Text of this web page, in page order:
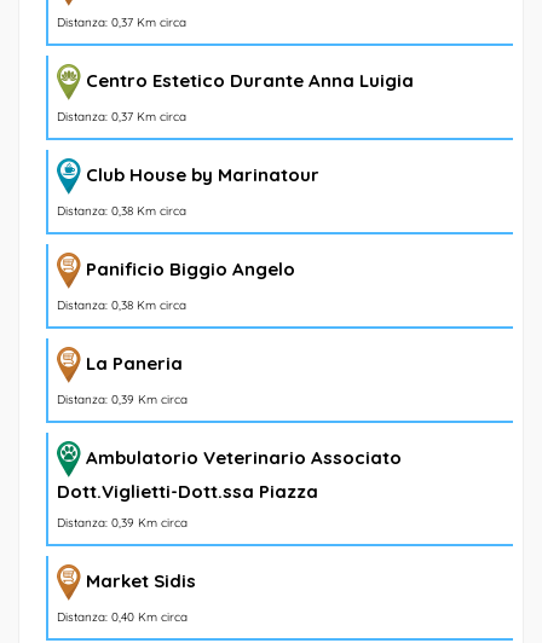
Distanza: 0,37 Km circa
Centro Estetico Durante Anna Luigia
Distanza: 0,37 Km circa
Club House by Marinatour
Distanza: 0,38 Km circa
Panificio Biggio Angelo
Distanza: 0,38 Km circa
La Paneria
Distanza: 0,39 Km circa
Ambulatorio Veterinario Associato
Dott.Viglietti-Dott.ssa Piazza
Distanza: 0,39 Km circa
Market Sidis
Distanza: 0,40 Km circa